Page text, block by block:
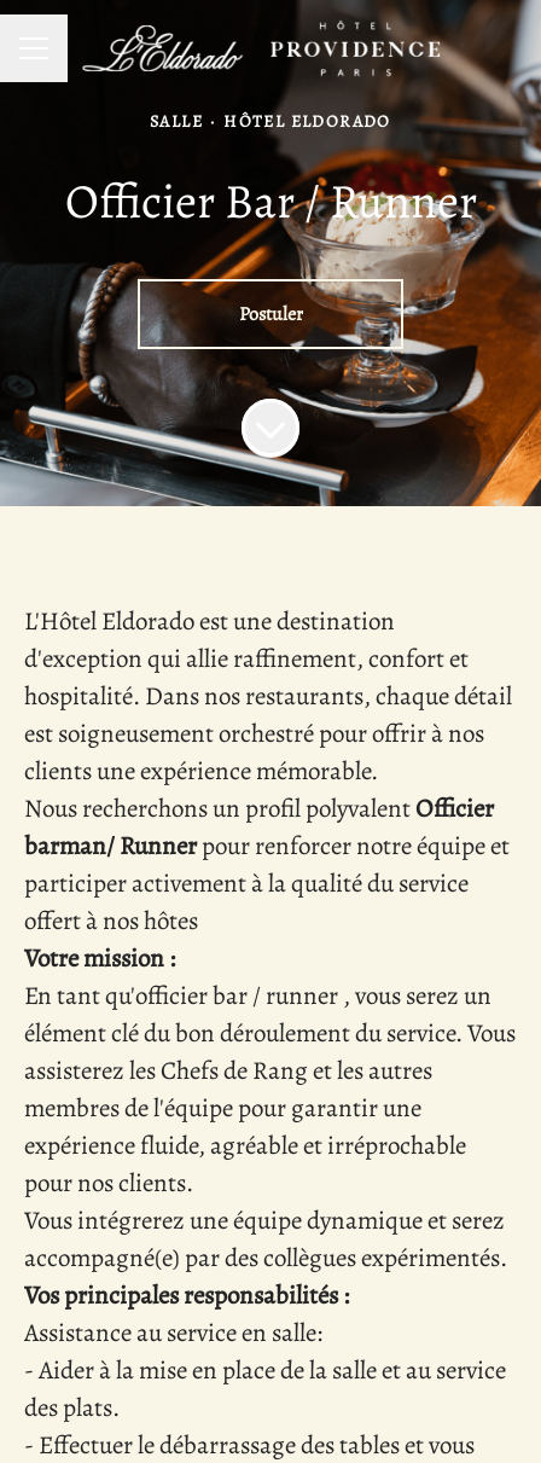
Menu carrière
SALLE · HÔTEL ELDORADO
Officier Bar / Runner
Postuler
L'Hôtel Eldorado est une destination
d'exception qui allie raffinement, confort et
hospitalité. Dans nos restaurants, chaque détail
est soigneusement orchestré pour offrir à nos
clients une expérience mémorable.
Nous recherchons un profil polyvalentOfficier
barman/ Runnerpour renforcer notre équipe et
participer activement à la qualité du service
offert à nos hôtes
Votre mission :
En tant qu'officier bar / runner , vous serez un
élément clé du bon déroulement du service. Vous
assisterez les Chefs de Rang et les autres
membres de l'équipe pour garantir une
expérience fluide, agréable et irréprochable
pour nos clients.
Vous intégrerez une équipe dynamique et serez
accompagné(e) par des collègues expérimentés.
Vos principales responsabilités :
Assistance au service en salle:
- Aider à la mise en place de la salle et au service
des plats.
- Effectuer le débarrassage des tables et vous